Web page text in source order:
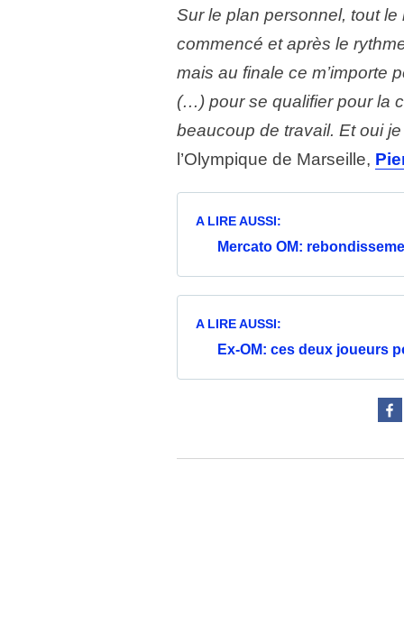
Sur le plan personnel, tout le
commencé et après le
mais au finale ce m’importe
(…) pour se qualifier pour la
beaucoup de travail. Et oui
l’Olympique de Marseille,
A LIRE AUSSI:
Mercato OM:
A LIRE AUSSI:
Ex-OM: ces deux joueurs